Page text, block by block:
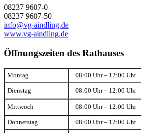
08237 9607-0
08237 9607-50
info@vg-aindling.de
www.vg-aindling.de
Öffnungszeiten des Rathauses
Montag 08:00 Uhr – 12:00 Uhr
Dienstag 08:00 Uhr – 12:00 Uhr
Mittwoch 08:00 Uhr – 12:00 Uhr
Donnerstag 08:00 Uhr – 12:00 Uhr